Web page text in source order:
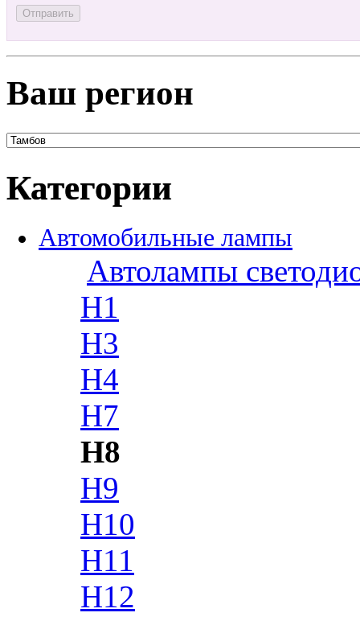
Ваш регион
Категории
Автомобильные лампы
Автолампы
H1
H3
H4
H7
H8
H9
H10
H11
H12